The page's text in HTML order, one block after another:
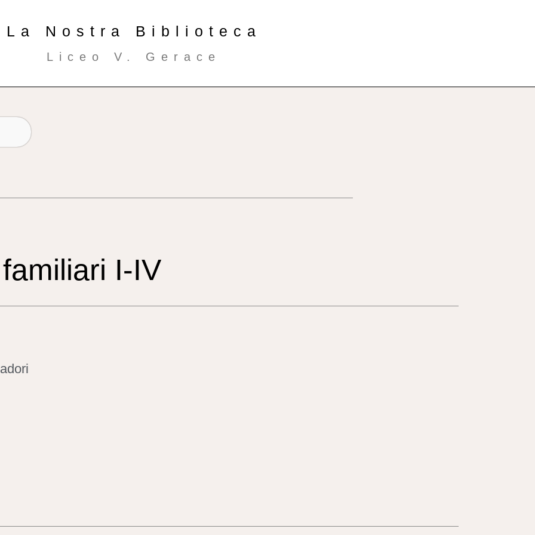
La Nostra Biblioteca
Liceo V. Gerace
I-IV